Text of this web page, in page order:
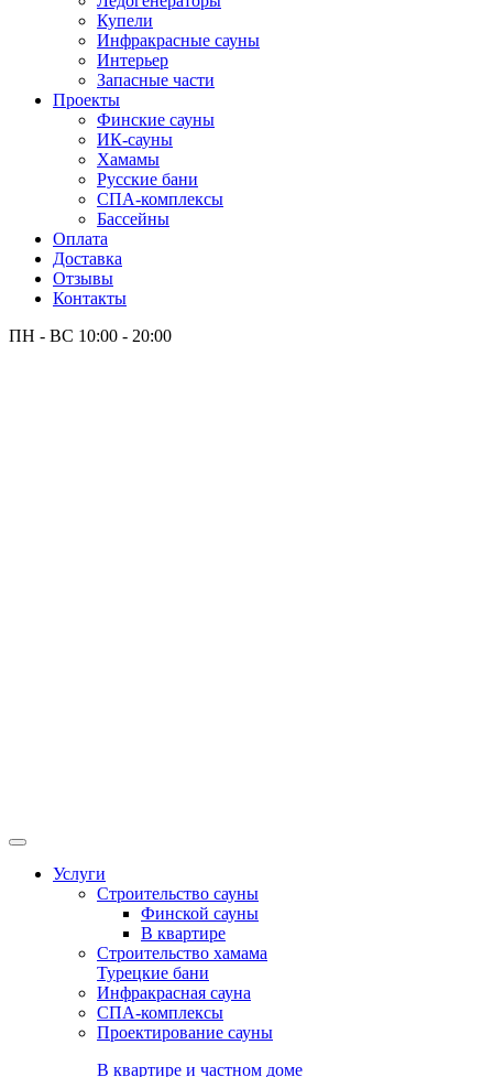
Купели
Инфракрасные сауны
Интерьер
Запасные части
Проекты
Финские сауны
ИК-сауны
Хамамы
Русские бани
СПА-комплексы
Бассейны
Оплата
Доставка
Отзывы
Контакты
ПН - ВС 10:00 - 20:00
Услуги
Строительство сауны
Финской сауны
В квартире
Строительство хамама
Турецкие бани
Инфракрасная сауна
СПА-комплексы
Проектирование сауны
В квартире и частном доме